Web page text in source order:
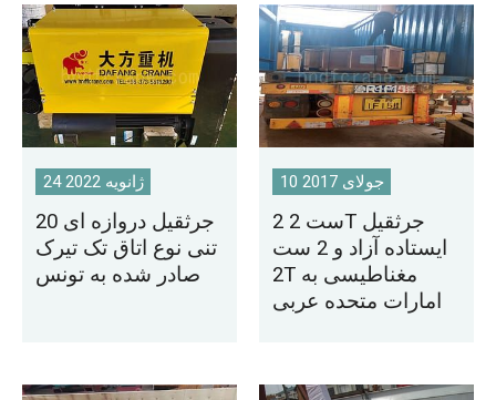
24 ژانویه 2022
جرثقیل دروازه ای 20
تنی نوع اتاق تک تیرک
صادر شده به تونس
10 جولای 2017
2 ست 2T جرثقیل
ایستاده آزاد و 2 ست
2T مغناطیسی به
امارات متحده عربی